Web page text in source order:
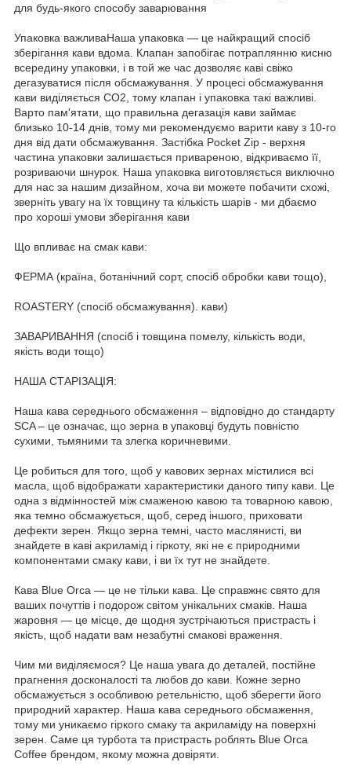
для будь-якого способу заварювання
Упаковка важливаНаша упаковка — це найкращий спосіб
зберігання кави вдома. Клапан запобігає потраплянню кисню
всередину упаковки, і в той же час дозволяє каві свіжо
дегазуватися після обсмажування. У процесі обсмажування
кави виділяється CO2, тому клапан і упаковка такі важливі.
Варто пам'ятати, що правильна дегазація кави займає
близько 10-14 днів, тому ми рекомендуємо варити каву з 10-го
дня від дати обсмажування. Застібка Pocket Zip - верхня
частина упаковки залишається привареною, відкриваємо її,
розриваючи шнурок. Наша упаковка виготовляється виключно
для нас за нашим дизайном, хоча ви можете побачити схожі,
зверніть увагу на їх товщину та кількість шарів - ми дбаємо
про хороші умови зберігання кави
Що впливає на смак кави:
ФЕРМА (країна, ботанічний сорт, спосіб обробки кави тощо),
ROASTERY (спосіб обсмажування). кави)
ЗАВАРИВАННЯ (спосіб і товщина помелу, кількість води,
якість води тощо)
НАША СТАРІЗАЦІЯ:
Наша кава середнього обсмаження – відповідно до стандарту
SCA – це означає, що зерна в упаковці будуть повністю
сухими, тьмяними та злегка коричневими.
Це робиться для того, щоб у кавових зернах містилися всі
масла, щоб відображати характеристики даного типу кави. Це
одна з відмінностей між смаженою кавою та товарною кавою,
яка темно обсмажується, щоб, серед іншого, приховати
дефекти зерен. Якщо зерна темні, часто маслянисті, ви
знайдете в каві акриламід і гіркоту, які не є природними
компонентами смаку кави, і ви їх тут не знайдете.
Кава Blue Orca — це не тільки кава. Це справжнє свято для
ваших почуттів і подорож світом унікальних смаків. Наша
жаровня — це місце, де щодня зустрічаються пристрасть і
якість, щоб надати вам незабутні смакові враження.
Чим ми виділяємося? Це наша увага до деталей, постійне
прагнення досконалості та любов до кави. Кожне зерно
обсмажується з особливою ретельністю, щоб зберегти його
природний характер. Наша кава середнього обсмаження,
тому ми уникаємо гіркого смаку та акриламіду на поверхні
зерен. Саме ця турбота та пристрасть роблять Blue Orca
Coffee брендом, якому можна довіряти.